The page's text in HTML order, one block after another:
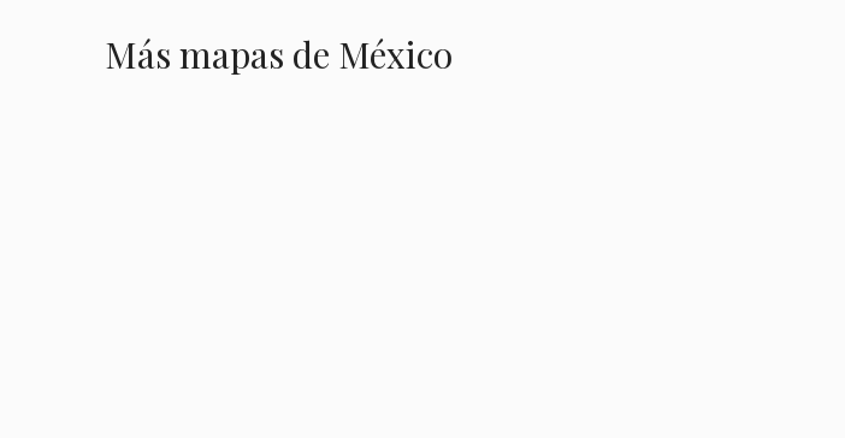
Más mapas de México